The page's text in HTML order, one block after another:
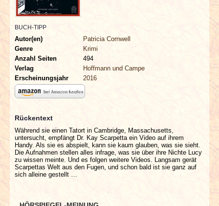
SPECIALS
REDAKTION
LINKS
ARCHIV
BUCH-TIPP
Autor(en)
Patricia Cornwell
Genre
Krimi
Anzahl Seiten
494
Verlag
Hoffmann und Campe
Erscheinungsjahr
2016
Rückentext
Während sie einen Tatort in Cambridge, Massachusetts,
untersucht, empfängt Dr. Kay Scarpetta ein Video auf ihrem
Handy. Als sie es abspielt, kann sie kaum glauben, was sie sieht.
Die Aufnahmen stellen alles infrage, was sie über ihre Nichte Lucy
zu wissen meinte. Und es folgen weitere Videos. Langsam gerät
Scarpettas Welt aus den Fugen, und schon bald ist sie ganz auf
sich alleine gestellt …